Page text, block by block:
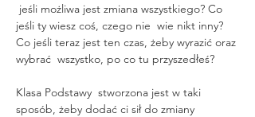
jeśli możliwa jest zmiana wszystkiego? Co
jeśli ty wiesz coś, czego nie  wie nikt inny?
Co jeśli teraz jest ten czas, żeby wyrazić oraz
wybrać  wszystko, po co tu przyszedłeś?
Klasa Podstawy  stworzona jest w taki
sposób, żeby dodać ci sił do zmiany